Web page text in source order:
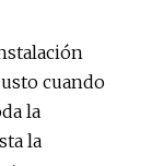
cuando
la
la